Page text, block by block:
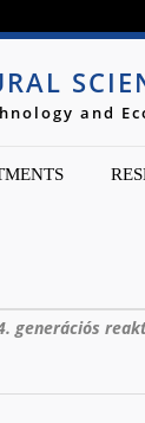
and
generációs